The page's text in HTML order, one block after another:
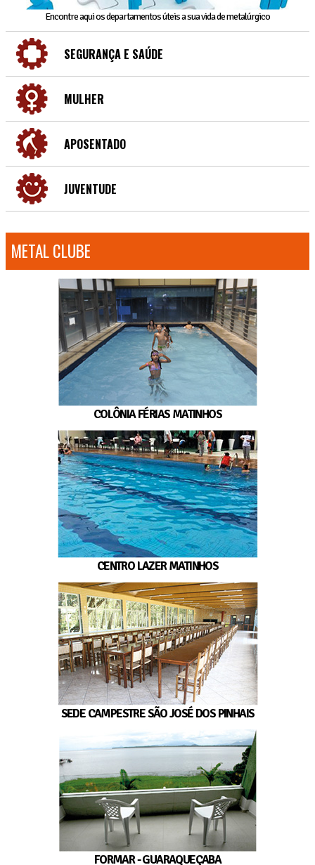
Encontre aqui os departamentos úteis a sua vida de metalúrgico
SEGURANÇA E SAÚDE
MULHER
APOSENTADO
JUVENTUDE
METAL CLUBE
COLÔNIA FÉRIAS MATINHOS
CENTRO LAZER MATINHOS
SEDE CAMPESTRE SÃO JOSÉ DOS PINHAIS
FORMAR - GUARAQUEÇABA